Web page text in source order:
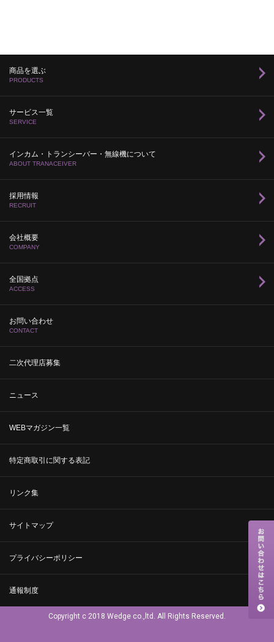
商品を選ぶ
PRODUCTS
サービス一覧
SERVICE
インカム・トランシーバー・無線機について
ABOUT TRANACEIVER
採用情報
RECRUIT
会社概要
COMPANY
全国拠点
ACCESS
お問い合わせ
CONTACT
二次代理店募集
ニュース
WEBマガジン一覧
特定商取引に関する表記
リンク集
サイトマップ
プライバシーポリシー
通報制度
Copyright c 2018 Wedge co.,ltd. All Rights Reserved.